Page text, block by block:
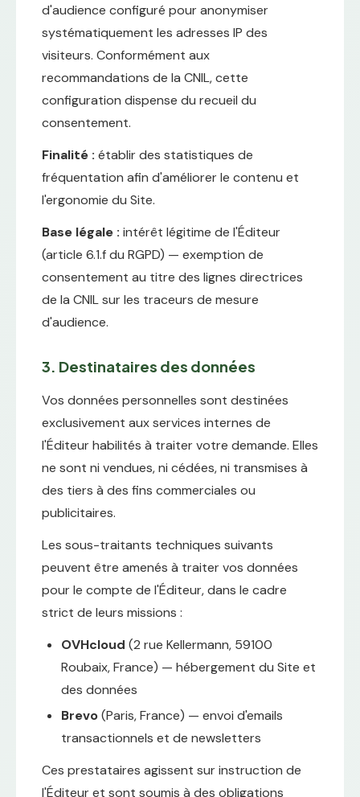
d'audience configuré pour anonymiser
systématiquement les adresses IP des
visiteurs. Conformément aux
recommandations de la CNIL, cette
configuration dispense du recueil du
consentement.
Finalité : établir des statistiques de
fréquentation afin d'améliorer le contenu et
l'ergonomie du Site.
Base légale : intérêt légitime de l'Éditeur
(article 6.1.f du RGPD) — exemption de
consentement au titre des lignes directrices
de la CNIL sur les traceurs de mesure
d'audience.
3. Destinataires des données
Vos données personnelles sont destinées
exclusivement aux services internes de
l'Éditeur habilités à traiter votre demande. Elles
ne sont ni vendues, ni cédées, ni transmises à
des tiers à des fins commerciales ou
publicitaires.
Les sous-traitants techniques suivants
peuvent être amenés à traiter vos données
pour le compte de l'Éditeur, dans le cadre
strict de leurs missions :
OVHcloud (2 rue Kellermann, 59100
Roubaix, France) — hébergement du Site et
des données
Brevo(Paris, France) — envoi d'emails
transactionnels et de newsletters
Ces prestataires agissent sur instruction de
l'Éditeur et sont soumis à des obligations